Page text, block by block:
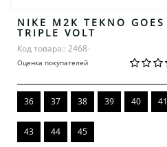
NIKE M2K TEKNO GOES
TRIPLE VOLT
Код товара:: 2468-
Оценка покупателей
36 37 38 39 40 41
43 44 45